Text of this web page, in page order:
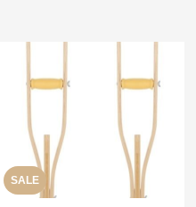
SALE